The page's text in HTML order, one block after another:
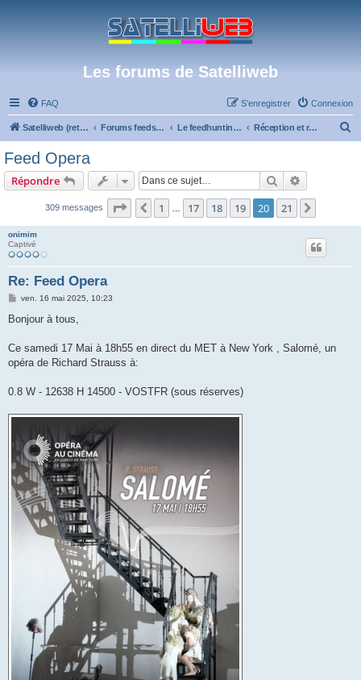
Les forums de Satelliweb
FAQ Connexion
S’enregistrer
Satelliweb (retour vers le site) Forums feeds et réception TV numérique Le feedhunting - La chasse aux feeds Réception et recherche de feeds en bande Ku
Feed Opera
Répondre Rechercher
309 messages Page 20 sur 21
Précédente
1 17 18 19 20 21
onimim
Captivé
Re: Feed Opera
M
s
g
ven. 16 mai 2025, 10:23
Bonjour à tous,
Ce samedi 17 Mai à 18h55 en direct du MET à New York , Salomé, un
opéra de Richard Strauss à:
0.8 W - 12638 H 14500 - VOSTFR (sous réserves)